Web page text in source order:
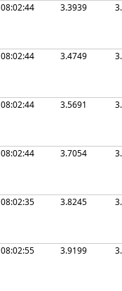
08:02:44 3.3939
08:02:44 3.4749
08:02:44 3.5691
08:02:44 3.7054
08:02:35 3.8245
08:02:55 3.9199